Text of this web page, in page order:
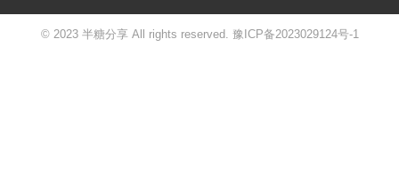
© 2023 半糖分享 All rights reserved. 豫ICP备2023029124号-1